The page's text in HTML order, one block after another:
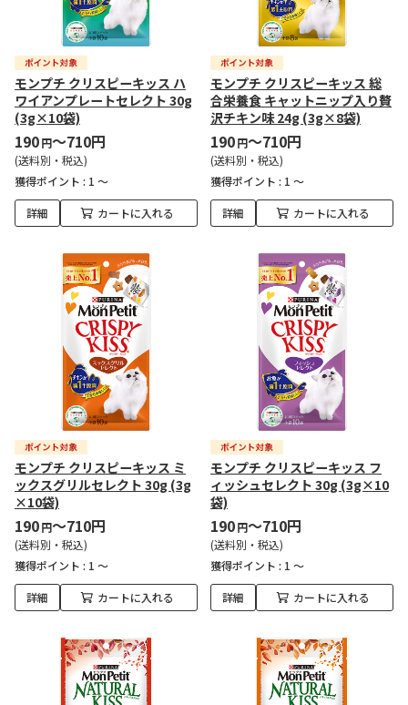
モンプチ クリスピーキッス ハ
ワイアンプレートセレクト 30g
(3g×10袋)
190円～710円
(送料別・税込)
獲得ポイント : 1 ～
詳細 カートに入れる
モンプチ クリスピーキッス 総
合栄養食 キャットニップ入り贅
沢チキン味 24g (3g×8袋)
190円～710円
(送料別・税込)
獲得ポイント : 1 ～
詳細 カートに入れる
モンプチ クリスピーキッス ミ
ックスグリルセレクト 30g (3g
×10袋)
190円～710円
(送料別・税込)
獲得ポイント : 1 ～
詳細 カートに入れる
モンプチ クリスピーキッス フ
ィッシュセレクト 30g (3g×10
袋)
190円～710円
(送料別・税込)
獲得ポイント : 1 ～
詳細 カートに入れる